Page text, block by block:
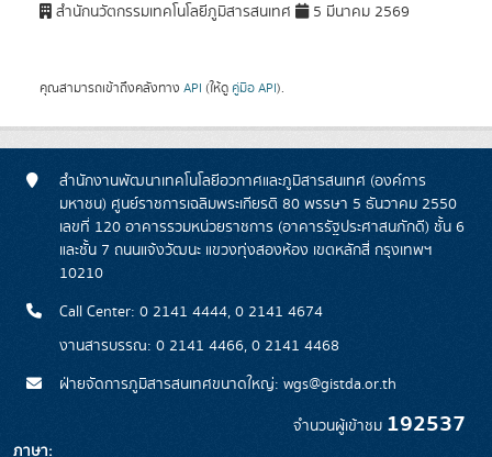
สำนักนวัตกรรมเทคโนโลยีภูมิสารสนเทศ 5 มีนาคม 2569
คุณสามารถเข้าถึงคลังทาง API (ให้ดู คู่มือ API).
สำนักงานพัฒนาเทคโนโลยีอวกาศและภูมิสารสนเทศ (องค์การ
มหาชน) ศูนย์ราชการเฉลิมพระเกียรติ 80 พรรษา 5 ธันวาคม 2550
เลขที่ 120 อาคารรวมหน่วยราชการ (อาคารรัฐประศาสนภักดี) ชั้น 6
และชั้น 7 ถนนแจ้งวัฒนะ แขวงทุ่งสองห้อง เขตหลักสี่ กรุงเทพฯ
10210
Call Center: 0 2141 4444, 0 2141 4674
งานสารบรรณ: 0 2141 4466, 0 2141 4468
ฝ่ายจัดการภูมิสารสนเทศขนาดใหญ่: wgs@gistda.or.th
จำนวนผู้เข้าชม 192537
ภาษา